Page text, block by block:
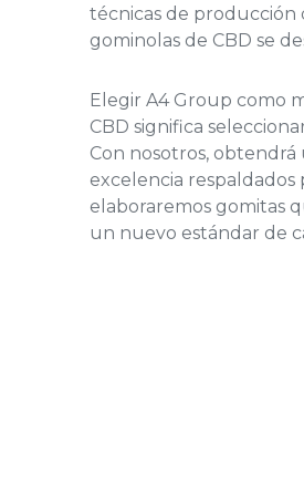
técnicas de producción
gominolas de CBD se
Elegir A4 Group como
CBD significa
Con nosotros,
excelencia respaldados
elaboraremos gomitas
un nuevo estándar de